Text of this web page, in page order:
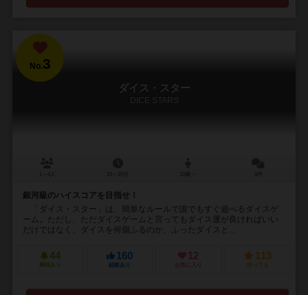
No.3
ダイス・スター
DICE STARS
銀河級のハイスコアを目指せ！
「ダイス・スター」は、簡単なルールで誰でもすぐ遊べるダイスゲ
ーム。ただし、ただダイスゲームと言ってもダイス運が良ければいい
だけではなく、ダイスを何個ふるのか、ふったダイスと...
44
興味あり
160
経験あり
12
お気に入り
113
持ってる